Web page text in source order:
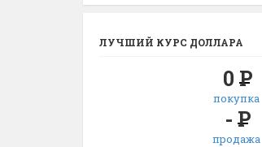
ЛУЧШИЙ КУРС ДОЛЛАРА
0Р
покупка
-Р
продажа